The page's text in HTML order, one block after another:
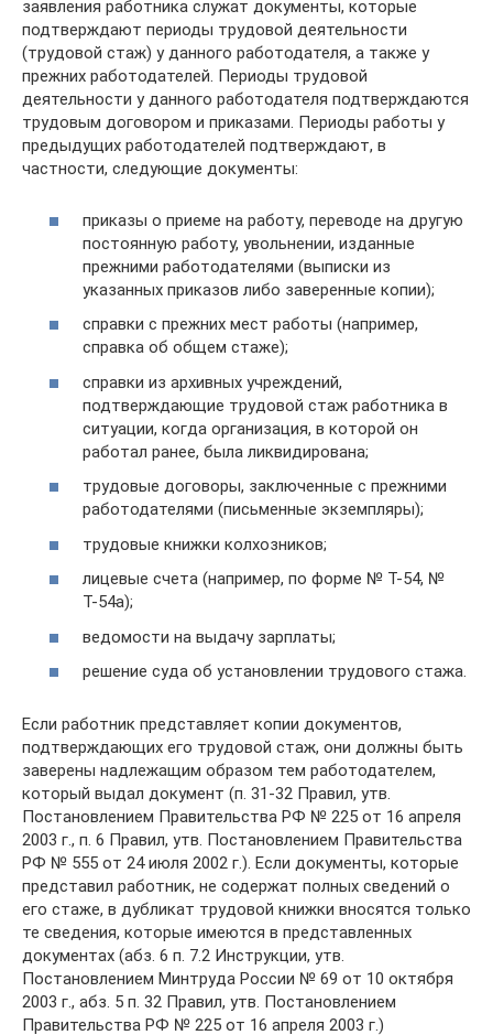
заявления работника служат документы, которые
подтверждают периоды трудовой деятельности
(трудовой стаж) у данного работодателя, а также у
прежних работодателей. Периоды трудовой
деятельности у данного работодателя подтверждаются
трудовым договором и приказами. Периоды работы у
предыдущих работодателей подтверждают, в
частности, следующие документы:
приказы о приеме на работу, переводе на другую
постоянную работу, увольнении, изданные
прежними работодателями (выписки из
указанных приказов либо заверенные копии);
справки с прежних мест работы (например,
справка об общем стаже);
справки из архивных учреждений,
подтверждающие трудовой стаж работника в
ситуации, когда организация, в которой он
работал ранее, была ликвидирована;
трудовые договоры, заключенные с прежними
работодателями (письменные экземпляры);
трудовые книжки колхозников;
лицевые счета (например, по форме № Т-54, №
Т-54а);
ведомости на выдачу зарплаты;
решение суда об установлении трудового стажа.
Если работник представляет копии документов,
подтверждающих его трудовой стаж, они должны быть
заверены надлежащим образом тем работодателем,
который выдал документ (п. 31-32 Правил, утв.
Постановлением Правительства РФ № 225 от 16 апреля
2003 г., п. 6 Правил, утв. Постановлением Правительства
РФ № 555 от 24 июля 2002 г.). Если документы, которые
представил работник, не содержат полных сведений о
его стаже, в дубликат трудовой книжки вносятся только
те сведения, которые имеются в представленных
документах (абз. 6 п. 7.2 Инструкции, утв.
Постановлением Минтруда России № 69 от 10 октября
2003 г., абз. 5 п. 32 Правил, утв. Постановлением
Правительства РФ № 225 от 16 апреля 2003 г.)